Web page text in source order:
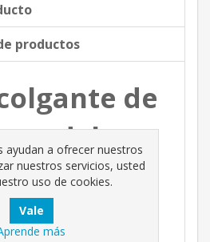
productos
de
modelo
25cm,
ayudan a ofrecer nuestros
nuestros servicios, usted
uso de cookies.
más